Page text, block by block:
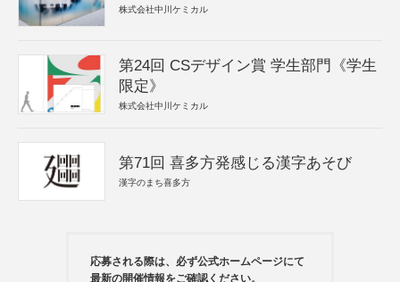
株式会社中川ケミカル
第24回 CSデザイン賞 学生部門《学生
限定》
株式会社中川ケミカル
第71回 喜多方発感じる漢字あそび
漢字のまち喜多方
応募される際は、必ず公式ホームページにて
最新の開催情報をご確認ください。